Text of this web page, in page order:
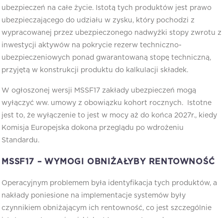
ubezpieczeń na całe życie. Istotą tych produktów jest prawo
ubezpieczającego do udziału w zysku, który pochodzi z
wypracowanej przez ubezpieczonego nadwyżki stopy zwrotu z
inwestycji aktywów na pokrycie rezerw techniczno-
ubezpieczeniowych ponad gwarantowaną stopę techniczną,
przyjętą w konstrukcji produktu do kalkulacji składek.
W ogłoszonej wersji MSSF17 zakłady ubezpieczeń mogą
wyłączyć ww. umowy z obowiązku kohort rocznych. Istotne
jest to, że wyłączenie to jest w mocy aż do końca 2027r., kiedy
Komisja Europejska dokona przeglądu po wdrożeniu
Standardu.
MSSF17 – WYMOGI OBNIŻAŁYBY RENTOWNOŚĆ
Operacyjnym problemem była identyfikacja tych produktów, a
nakłady poniesione na implementacje systemów były
czynnikiem obniżającym ich rentowność, co jest szczególnie